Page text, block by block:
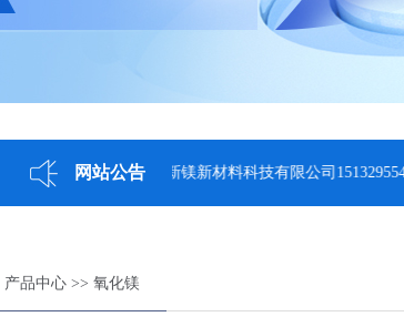
网站公告
河北博众新镁新材料科技有限公司15132955440
产品中心 >> 氧化镁